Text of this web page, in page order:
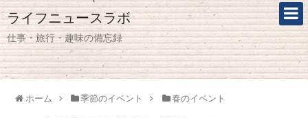
ライフニュースラボ
仕事・旅行・趣味の備忘録
ホーム 季節のイベント 春のイベント